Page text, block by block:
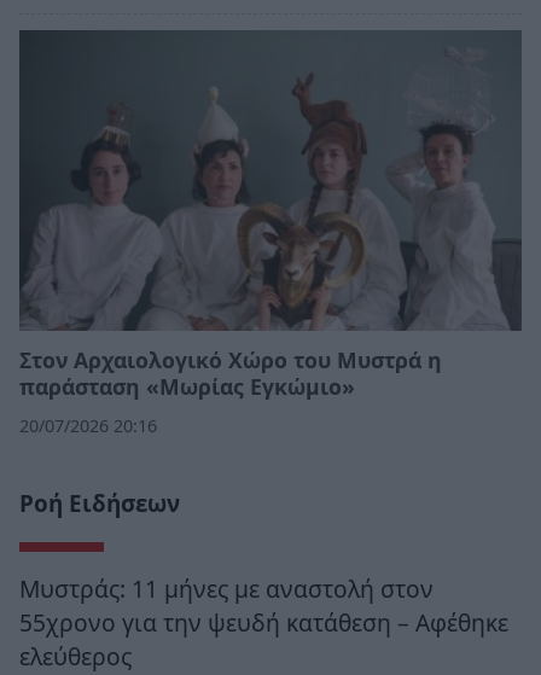
Στον Αρχαιολογικό Χώρο του Μυστρά η
παράσταση «Μωρίας Εγκώμιο»
20/07/2026 20:16
Ροή Ειδήσεων
Μυστράς: 11 μήνες με αναστολή στον
55χρονο για την ψευδή κατάθεση – Αφέθηκε
ελεύθερος